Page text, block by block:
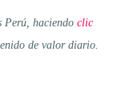
Perú, haciendo clic
de valor diario.